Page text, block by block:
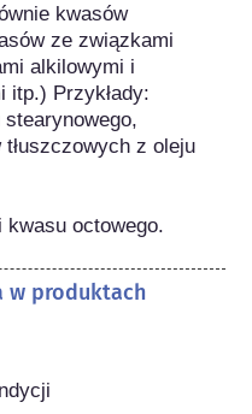
kwasów
ze związkami
alkilowymi i
itp.) Przykłady:
z oleju
octowego.
w produktach